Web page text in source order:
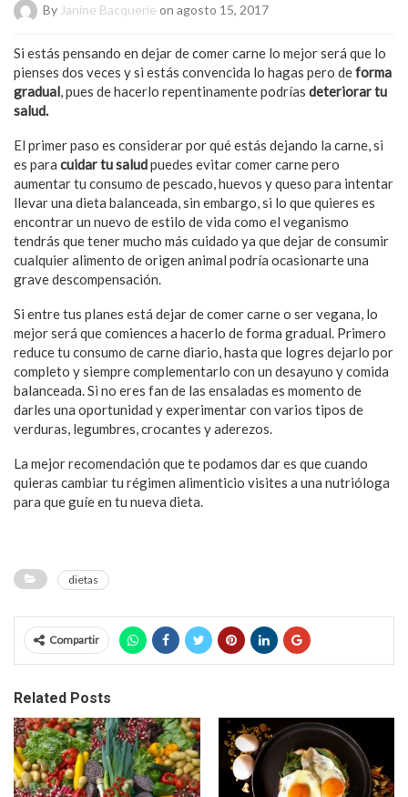
By Janine Bacquerie on agosto 15, 2017
Si estás pensando en dejar de comer carne lo mejor será que lo
pienses dos veces y si estás convencida lo hagas pero deforma
gradual, pues de hacerlo repentinamente podrías deteriorar tu
salud.
El primer paso es considerar por qué estás dejando la carne, si
es para cuidar tu saludpuedes evitar comer carne pero
aumentar tu consumo de pescado, huevos y queso para intentar
llevar una dieta balanceada, sin embargo, si lo que quieres es
encontrar un nuevo de estilo de vida como el veganismo
tendrás que tener mucho más cuidado ya que dejar de consumir
cualquier alimento de origen animal podría ocasionarte una
grave descompensación.
Si entre tus planes está dejar de comer carne o ser vegana, lo
mejor será que comiences a hacerlo de forma gradual. Primero
reduce tu consumo de carne diario, hasta que logres dejarlo por
completo y siempre complementarlo con un desayuno y comida
balanceada. Si no eres fan de las ensaladas es momento de
darles una oportunidad y experimentar con varios tipos de
verduras, legumbres, crocantes y aderezos.
La mejor recomendación que te podamos dar es que cuando
quieras cambiar tu régimen alimenticio visites a una nutrióloga
para que guíe en tu nueva dieta.
dietas
Compartir
Related Posts